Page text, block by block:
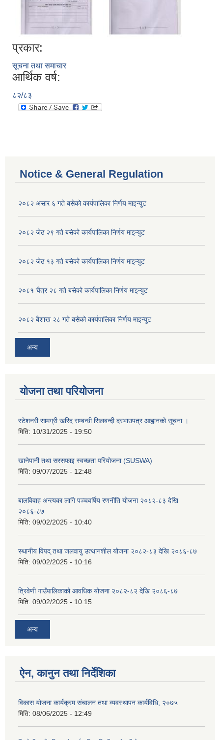
प्रकार:
सूचना तथा समाचार
आर्थिक वर्ष:
८२/८३
Notice & General Regulation
२०८२ असार ६ गते बसेको कार्यपालिका निर्णय माइन्युट
२०८२ जेठ २९ गते बसेको कार्यपालिका निर्णय माइन्युट
२०८२ जेठ १३ गते बसेको कार्यपालिका निर्णय माइन्युट
२०८१ चैत्र २८ गते बसेको कार्यपालिका निर्णय माइन्युट
२०८२ बैशाख २८ गते बसेको कार्यपालिका निर्णय माइन्युट
अन्य
योजना तथा परियोजना
स्टेशनरी सामग्री खरिद सम्बन्धी सिलबन्दी दरभाउपत्र आह्वानको सूचना ।
मिति: 10/31/2025 - 19:50
खानेपानी तथा सरसफाइ स्वच्छता परियोजना (SUSWA)
मिति: 09/07/2025 - 12:48
बालविवाह अन्त्यका लागि पञ्चवर्षिय रणनीति योजना २०८२-८३ देखि
२०८६-८७
मिति: 09/02/2025 - 10:40
स्थानीय विपद् तथा जलवायु उत्थानशील योजना २०८२-८३ देखि २०८६-८७
मिति: 09/02/2025 - 10:16
त्रिवेणी गाउँपालिकाको आवधिक योजना २०८२-८२ देखि २०८६-८७
मिति: 09/02/2025 - 10:15
अन्य
ऐन, कानुन तथा निर्देशिका
विकास योजना कार्यक्रम संचालन तथा व्यवस्थापन कार्यविधि, २०७५
मिति: 08/06/2025 - 12:49